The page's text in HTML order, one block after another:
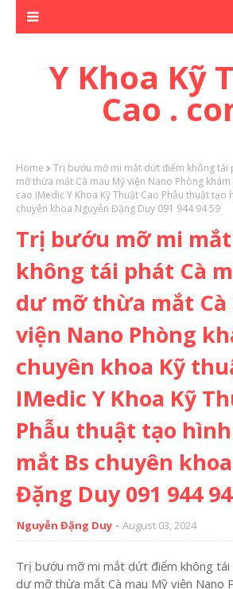
Y Khoa Kỹ
Cao .
Home
Trị bướu mỡ mi mắt dứt điểm không tái
mỡ thừa mắt Cà mau Mỹ viện Nano Phòng
cao IMedic Y Khoa Kỹ Thuật Cao Phẫu thuật tạo
chuyên khoa Nguyễn Đặng Duy 091 944 94 59
Trị bướu mỡ mi
không tái phát Cà
dư mỡ thừa mắt Cà
viện Nano Phòng
chuyên khoa Kỹ
IMedic Y Khoa Kỹ
Phẫu thuật tạo
mắt Bs chuyên
Đặng Duy 091 944
Nguyễn Đặng Duy August 03, 2024
Trị bướu mỡ mi mắt dứt điểm không tái
dư mỡ thừa mắt Cà mau Mỹ viện Nano